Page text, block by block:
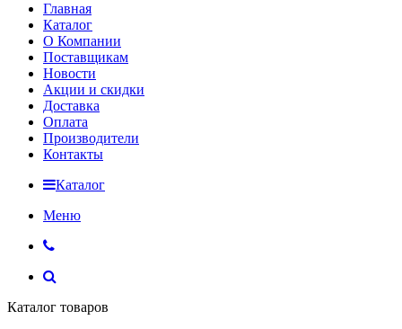
Главная
Каталог
О Компании
Поставщикам
Новости
Акции и скидки
Доставка
Оплата
Производители
Контакты
Каталог
Меню
Каталог товаров